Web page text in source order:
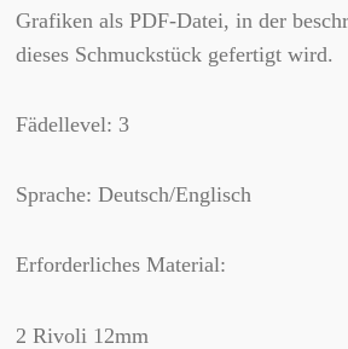
Grafiken als PDF-Datei, in der
dieses Schmuckstück gefertigt wird.
Fädellevel: 3
Sprache: Deutsch/Englisch
Erforderliches Material:
2 Rivoli 12mm